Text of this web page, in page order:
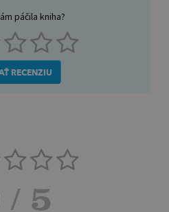
páčila kniha?
RECENZIU
/ 5